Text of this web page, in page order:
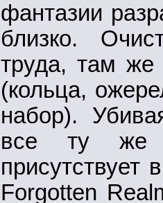
фантазии
близко.
труда, там же
(кольца,
набор).
все ту же
присутствует
Forgotten